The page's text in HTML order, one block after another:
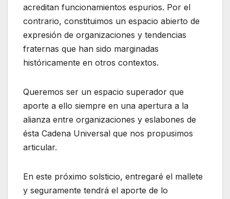
acreditan funcionamientos espurios. Por el
contrario, constituimos un espacio abierto de
expresión de organizaciones y tendencias
fraternas que han sido marginadas
históricamente en otros contextos.
Queremos ser un espacio superador que
aporte a ello siempre en una apertura a la
alianza entre organizaciones y eslabones de
ésta Cadena Universal que nos propusimos
articular.
En este próximo solsticio, entregaré el mallete
y seguramente tendrá el aporte de lo